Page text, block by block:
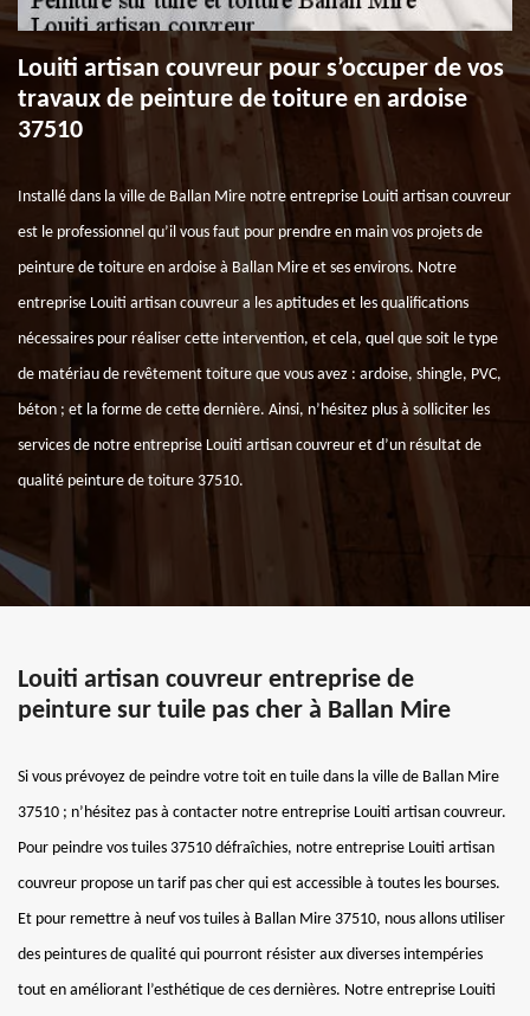
Louiti artisan couvreur pour s’occuper de vos
travaux de peinture de toiture en ardoise
37510
Installé dans la ville de Ballan Mire notre entreprise Louiti artisan couvreur
est le professionnel qu’il vous faut pour prendre en main vos projets de
peinture de toiture en ardoise à Ballan Mire et ses environs. Notre
entreprise Louiti artisan couvreur a les aptitudes et les qualifications
nécessaires pour réaliser cette intervention, et cela, quel que soit le type
de matériau de revêtement toiture que vous avez : ardoise, shingle, PVC,
béton ; et la forme de cette dernière. Ainsi, n’hésitez plus à solliciter les
services de notre entreprise Louiti artisan couvreur et d’un résultat de
qualité peinture de toiture 37510.
Louiti artisan couvreur entreprise de
peinture sur tuile pas cher à Ballan Mire
Si vous prévoyez de peindre votre toit en tuile dans la ville de Ballan Mire
37510 ; n’hésitez pas à contacter notre entreprise Louiti artisan couvreur.
Pour peindre vos tuiles 37510 défraîchies, notre entreprise Louiti artisan
couvreur propose un tarif pas cher qui est accessible à toutes les bourses.
Et pour remettre à neuf vos tuiles à Ballan Mire 37510, nous allons utiliser
des peintures de qualité qui pourront résister aux diverses intempéries
tout en améliorant l’esthétique de ces dernières. Notre entreprise Louiti